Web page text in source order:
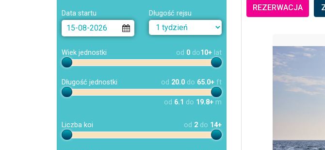
Data startu Długość rejsu
Wiek jednostki od 0 do10+ lat
Długość jednostki od 20.0 do 65.0+ ft
od 6.1 do 19.8+ m
Liczba koi od 2 do 14+
REZERWACJA